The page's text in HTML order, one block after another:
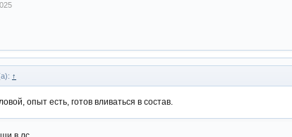
↑
опыт есть, готов вливаться в состав.